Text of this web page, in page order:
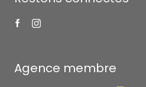
Agence membre